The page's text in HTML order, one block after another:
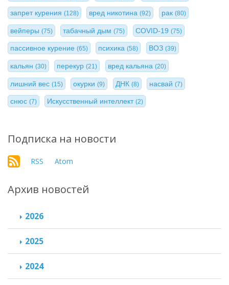
запрет курения (128) вред никотина(92) рак (80)
вейперы (75) табачный дым(75) COVID-19 (75)
пассивное курение (65) психика(58) ВОЗ (39)
кальян (30) перекур(21) вред кальяна (20)
лишний вес (15) окурки(9) ДНК (8) насвай(7)
снюс (7) Искусственный интеллект(2)
Подписка на новости
RSS Atom
Архив новостей
2026
2025
2024